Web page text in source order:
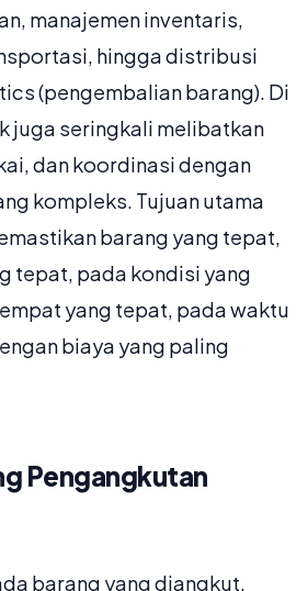
manajemen inventaris,
hingga distribusi
(pengembalian barang). Di
juga seringkali melibatkan
dan koordinasi dengan
kompleks. Tujuan utama
barang yang tepat,
tepat, pada kondisi yang
yang tepat, pada waktu
biaya yang paling
Pengangkutan
barang yang diangkut,